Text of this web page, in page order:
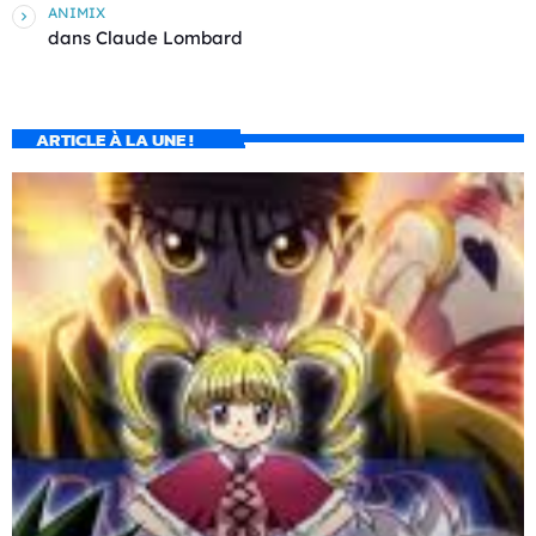
ANIMIX
dans Claude Lombard
ARTICLE À LA UNE !